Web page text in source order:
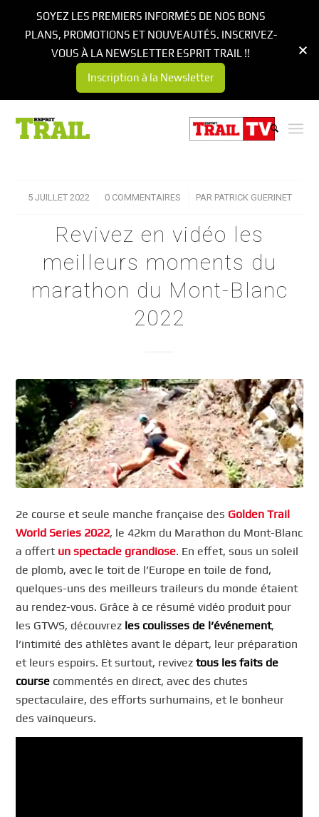
5 JUILLET 2022
/ 0 COMMENTAIRES
/ PAR PATRICK GUERINET
Revivez en vidéo les
meilleurs moments du
marathon du Mont-Blanc
2022
2e course et seule manche française des Golden Trail
World Series 2022, le 42km du Marathon du Mont-Blanc
a offert un spectacle grandiose. En effet, sous un soleil
de plomb, avec le toit de l’Europe en toile de fond,
quelques-uns des meilleurs traileurs du monde étaient
au rendez-vous. Grâce à ce résumé vidéo produit pour
les GTWS, découvrez les coulisses de l’événement,
l’intimité des athlètes avant le départ, leur préparation
et leurs espoirs. Et surtout, reviveztous les faits de
course commentés en direct, avec des chutes
spectaculaire, des efforts surhumains, et le bonheur
des vainqueurs.
SOYEZ LES PREMIERS INFORMÉS DE NOS BONS
PLANS, PROMOTIONS ET NOUVEAUTÉS. INSCRIVEZ-
VOUS À LA NEWSLETTER ESPRIT TRAIL !!
Inscription à la Newsletter